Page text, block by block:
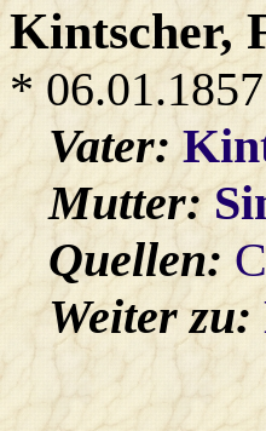
Kintscher,
*
Vater:
Mutter:
Quellen:
Weiter zu: